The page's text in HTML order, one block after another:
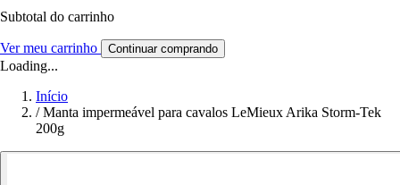
Subtotal do carrinho
Ver meu carrinho Continuar comprando
Loading...
Início
/ Manta impermeável para cavalos LeMieux Arika Storm-Tek
200g